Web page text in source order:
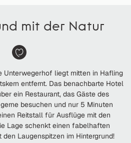
mit der Natur
Unterwegerhof liegt mitten in Hafling
entfernt. Das benachbarte Hotel
ein Restaurant, das Gäste des
besuchen und nur 5 Minuten
Reitstall für Ausflüge mit den
Lage schenkt einen fabelhaften
Laugenspitzen im Hintergrund!